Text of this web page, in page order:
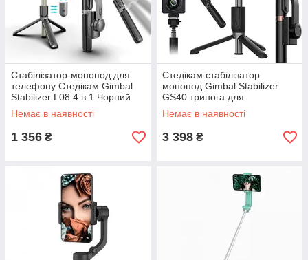
Стабілізатор-монопод для
телефону Стедікам Gimbal
Stabilizer L08 4 в 1 Чорний
Немає в наявності
1 356 ₴
Стедікам стабілізатор
монопод Gimbal Stabilizer
GS40 тринога для
смартфона
Немає в наявності
3 398 ₴